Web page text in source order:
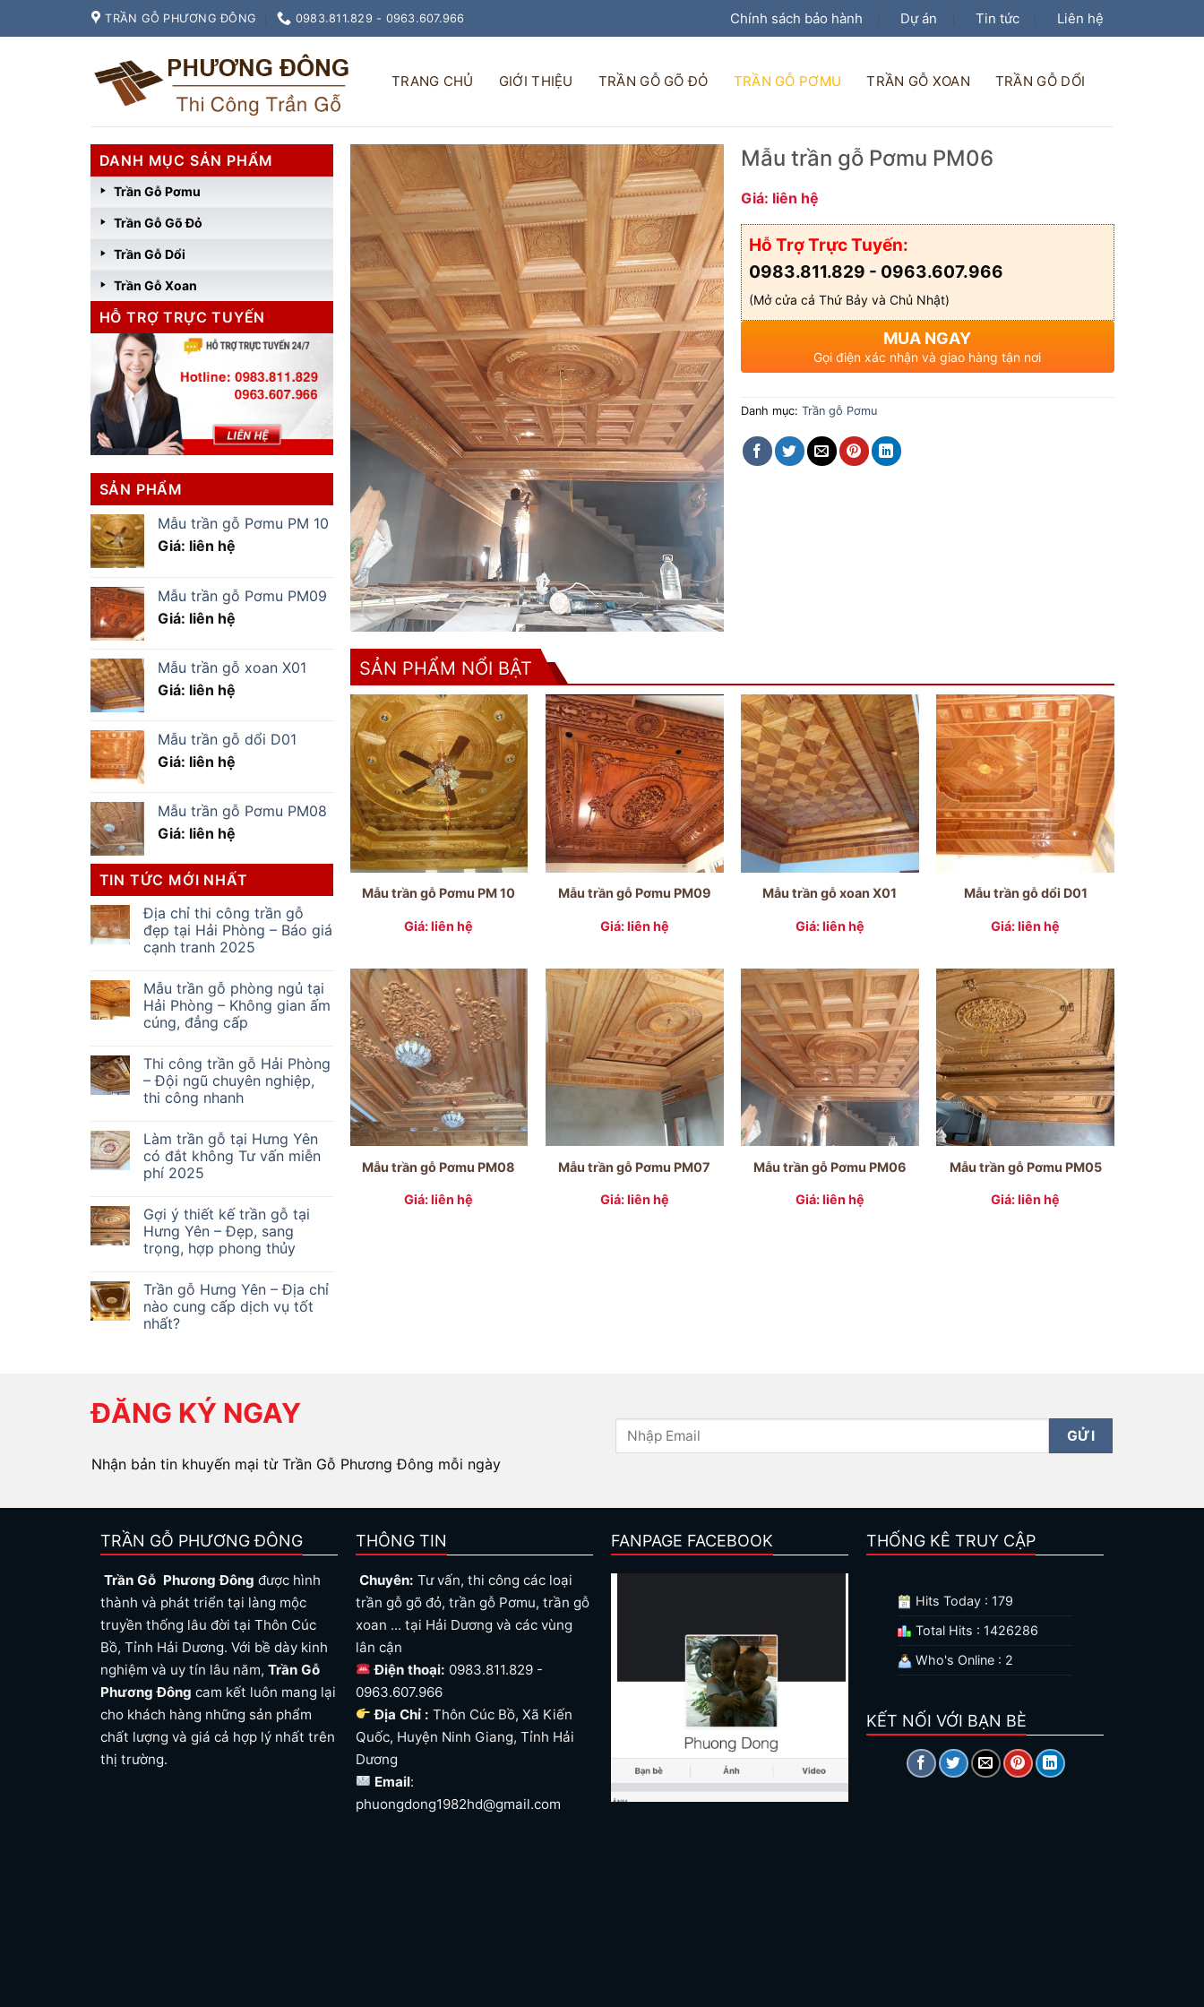
to
TRẦN GỖ PHƯƠNG ĐÔNG 0983.811.829 - 0963.607.966 Chính sách bảo hành Dự án Tin tức Liên hệ
TRANG CHỦ GIỚI THIỆU TRẦN GỖ GÕ ĐỎ TRẦN GỖ PƠMU TRẦN GỖ XOAN TRẦN GỖ DỔI
DANH MỤC SẢN PHẨM
Trần Gỗ Pơmu
Trần Gỗ Gõ Đỏ
Trần Gỗ Dổi
Trần Gỗ Xoan
HỖ TRỢ TRỰC TUYẾN
SẢN PHẨM
Mẫu trần gỗ Pơmu PM 10
Giá: liên hệ
Mẫu trần gỗ Pơmu PM09
Giá: liên hệ
Mẫu trần gỗ xoan X01
Giá: liên hệ
Mẫu trần gỗ dổi D01
Giá: liên hệ
Mẫu trần gỗ Pơmu PM08
Giá: liên hệ
TIN TỨC MỚI NHẤT
Địa chỉ thi công trần gỗ
đẹp tại Hải Phòng – Báo giá
cạnh tranh 2025
Mẫu trần gỗ phòng ngủ tại
Hải Phòng – Không gian ấm
cúng, đẳng cấp
Thi công trần gỗ Hải Phòng
– Đội ngũ chuyên nghiệp,
thi công nhanh
Làm trần gỗ tại Hưng Yên
có đắt không Tư vấn miễn
phí 2025
Gợi ý thiết kế trần gỗ tại
Hưng Yên – Đẹp, sang
trọng, hợp phong thủy
Trần gỗ Hưng Yên – Địa chỉ
nào cung cấp dịch vụ tốt
nhất?
Mẫu trần gỗ Pơmu PM06
Giá: liên hệ
Hỗ Trợ Trực Tuyến:
0983.811.829 - 0963.607.966
(Mở cửa cả Thứ Bảy và Chủ Nhật)
MUA NGAY
Gọi điện xác nhận và giao hàng tận nơi
Danh mục:Trần gỗ Pơmu
SẢN PHẨM NỔI BẬT
Mẫu trần gỗ Pơmu PM 10
Giá: liên hệ
Mẫu trần gỗ Pơmu PM09
Giá: liên hệ
Mẫu trần gỗ xoan X01
Giá: liên hệ
Mẫu trần gỗ dổi D01
Giá: liên hệ
Mẫu trần gỗ Pơmu PM08
Giá: liên hệ
Mẫu trần gỗ Pơmu PM07
Giá: liên hệ
Mẫu trần gỗ Pơmu PM06
Giá: liên hệ
Mẫu trần gỗ Pơmu PM05
Giá: liên hệ
ĐĂNG KÝ NGAY
Nhận bản tin khuyến mại từ Trần Gỗ Phương Đông mỗi ngày
TRẦN GỖ PHƯƠNG ĐÔNG
Trần Gỗ Phương Đông được hình
thành và phát triển tại làng mộc
truyền thống lâu đời tại Thôn Cúc
Bồ, Tỉnh Hải Dương. Với bề dày kinh
nghiệm và uy tín lâu năm, Trần Gỗ
Phương Đông cam kết luôn mang lại
cho khách hàng những sản phẩm
chất lượng và giá cả hợp lý nhất trên
thị trường.
THÔNG TIN
Chuyên: Tư vấn, thi công các loại
trần gỗ gõ đỏ, trần gỗ Pơmu, trần gỗ
xoan ... tại Hải Dương và các vùng
lân cận
Điện thoại: 0983.811.829 -
0963.607.966
Địa Chỉ :Thôn Cúc Bồ, Xã Kiến
Quốc, Huyện Ninh Giang, Tỉnh Hải
Dương
Email:
phuongdong1982hd@gmail.com
FANPAGE FACEBOOK THỐNG KÊ TRUY CẬP
Hits Today : 179
Total Hits : 1426286
Who's Online : 2
KẾT NỐI VỚI BẠN BÈ